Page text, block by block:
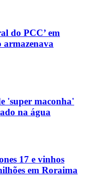
do PCC’ em
'super maconha'
na água
17 e vinhos
em Roraima